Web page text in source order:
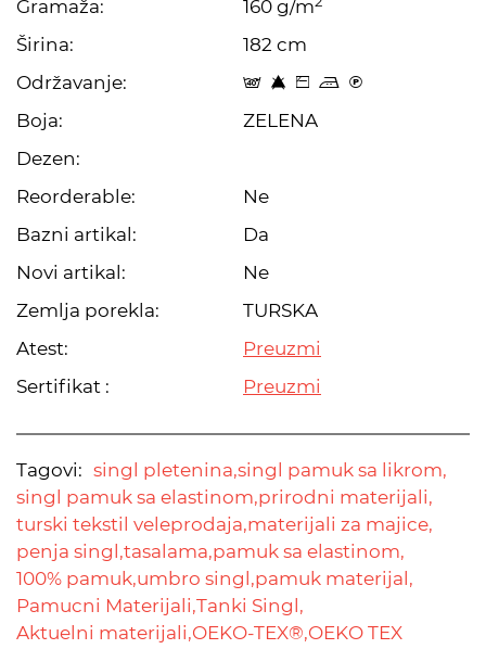
Gramaža:
160 g/m
Širina:
182 cm
Održavanje:
t 8 Z p C
Boja:
ZELENA
Dezen:
Reorderable:
Ne
Bazni artikal:
Da
Novi artikal:
Ne
Zemlja porekla:
TURSKA
Atest:
Preuzmi
Sertifikat :
Preuzmi
Tagovi: singl pletenina,singl pamuk sa likrom,
singl pamuk sa elastinom,prirodni materijali,
turski tekstil veleprodaja,materijali za majice,
penja singl,tasalama,pamuk sa elastinom,
100% pamuk,umbro singl,pamuk materijal,
Pamucni Materijali,Tanki Singl,
Aktuelni materijali,OEKO-TEX®,OEKO TEX